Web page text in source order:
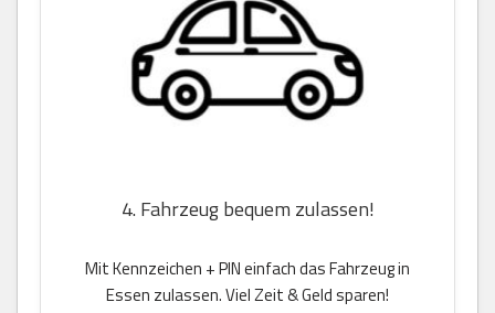
4. Fahrzeug bequem zulassen!
Mit Kennzeichen + PIN einfach das Fahrzeug in
Essen zulassen. Viel Zeit & Geld sparen!